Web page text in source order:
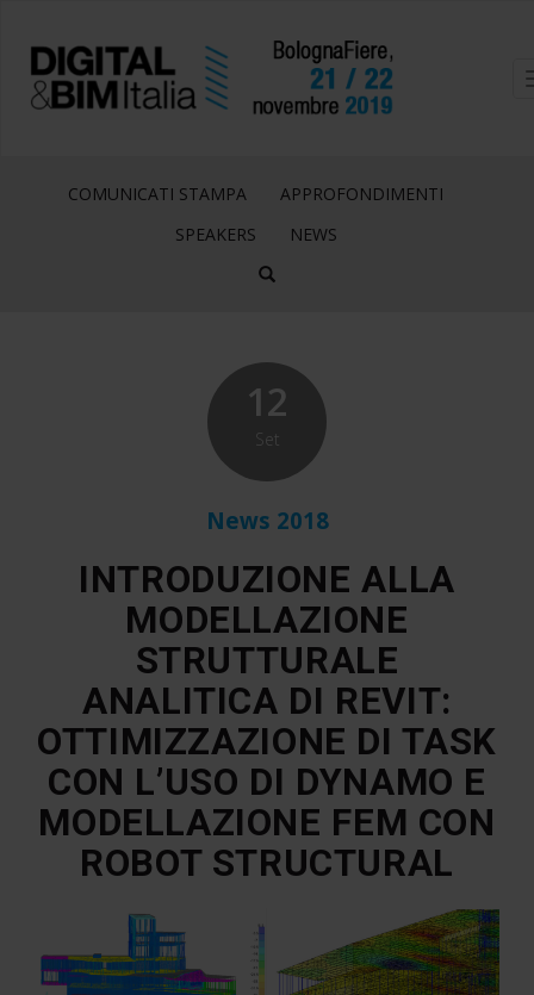
COMUNICATI STAMPA
APPROFONDIMENTI
SPEAKERS
NEWS
12
Set
News 2018
INTRODUZIONE ALLA
MODELLAZIONE
STRUTTURALE
ANALITICA DI REVIT:
OTTIMIZZAZIONE DI TASK
CON L’USO DI DYNAMO E
MODELLAZIONE FEM CON
ROBOT STRUCTURAL